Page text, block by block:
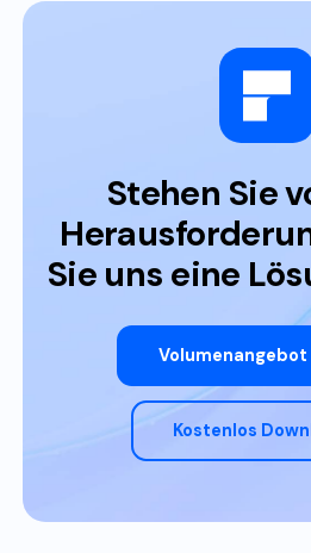
Stehen Sie
Sie uns eine
Volumenangebot
Kostenlos